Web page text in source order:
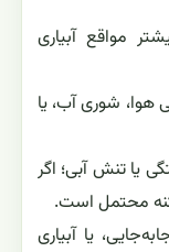
مواقع آبیاری
شوری آب، یا
یا تنش آبی؛ اگر
کنه محتمل است.
یا آبیاری